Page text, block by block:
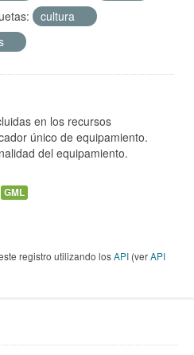
cultura
en los recursos
único de equipamiento.
del equipamiento.
GML
registro utilizando losAPI (verAPI